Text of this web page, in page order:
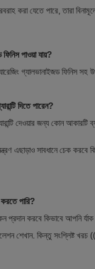
করা যেতে পারে, তারা
পাওয়া যায়?
গ্যালভানাইজড ফিনিস সহ
দিতে পারেন?
দেওয়ার জন্য কোন আকারটি
এছাড়াও সাবধানে চেক করবে
পারি?
প্রদান করবে কিভাবে আপনি
শেখান. কিন্তু সংশ্লিষ্ট খরচ